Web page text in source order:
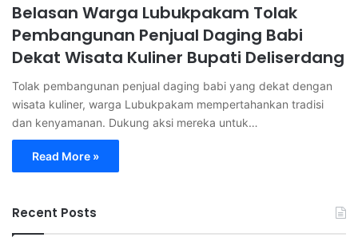
Belasan Warga Lubukpakam Tolak
Pembangunan Penjual Daging Babi
Dekat Wisata Kuliner Bupati Deliserdang
Tolak pembangunan penjual daging babi yang dekat dengan
wisata kuliner, warga Lubukpakam mempertahankan tradisi
dan kenyamanan. Dukung aksi mereka untuk…
Read More »
Recent Posts